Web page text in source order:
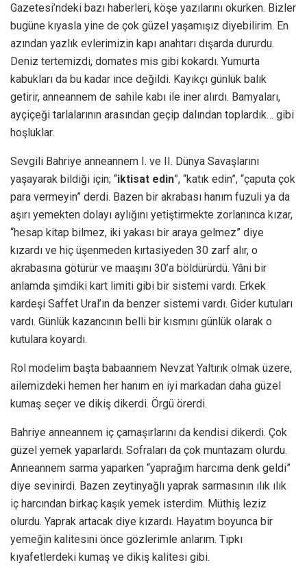
Gazetesi’ndeki bazı haberleri, köşe yazılarını okurken. Bizler
bugüne kıyasla yine de çok güzel yaşamışız diyebilirim. En
azından yazlık evlerimizin kapı anahtarı dışarda dururdu.
Deniz tertemizdi, domates mis gibi kokardı. Yumurta
kabukları da bu kadar ince değildi. Kayıkçı günlük balık
getirir, anneannem de sahile kabı ile iner alırdı. Bamyaları,
ayçiçeği tarlalarının arasından geçip dalından toplardık… gibi
hoşluklar.
Sevgili Bahriye anneannem I. ve II. Dünya Savaşlarını
yaşayarak bildiği için; “iktisat edin”, “katık edin”, “çaputa çok
para vermeyin” derdi. Bazen bir akrabası hanım fuzuli ya da
aşırı yemekten dolayı aylığını yetiştirmekte zorlanınca kızar,
“hesap kitap bilmez, iki yakası bir araya gelmez” diye
kızardı ve hiç üşenmeden kırtasiyeden 30 zarf alır, o
akrabasına götürür ve maaşını 30’a böldürürdü. Yâni bir
anlamda şimdiki kart limiti gibi bir sistemi vardı. Erkek
kardeşi Saffet Ural’ın da benzer sistemi vardı. Gider kutuları
vardı. Günlük kazancının belli bir kısmını günlük olarak o
kutulara koyardı.
Rol modelim başta babaannem Nevzat Yaltırık olmak üzere,
ailemizdeki hemen her hanım en iyi markadan daha güzel
kumaş seçer ve dikiş dikerdi. Örgü örerdi.
Bahriye anneannem iç çamaşırlarını da kendisi dikerdi. Çok
güzel yemek yaparlardı. Sofraları da çok muntazam olurdu.
Anneannem sarma yaparken “yaprağım harcıma denk geldi”
diye sevinirdi. Bazen zeytinyağlı yaprak sarmasının ılık ılık
iç harcından birkaç kaşık yemek isterdim. Müthiş leziz
olurdu. Yaprak artacak diye kızardı. Hayatım boyunca bir
yemeğin kalitesini önce gözlerimle anlarım. Tıpkı
kıyafetlerdeki kumaş ve dikiş kalitesi gibi.